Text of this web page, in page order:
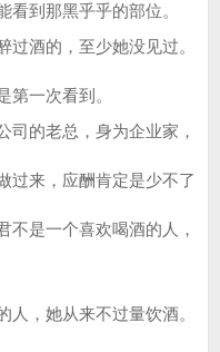
看到那黑乎乎的部位。
酒的，至少她没见过。
第一次看到。
的老总，身为企业家，
过来，应酬肯定是少不了
不是一个喜欢喝酒的人，
，她从来不过量饮酒。